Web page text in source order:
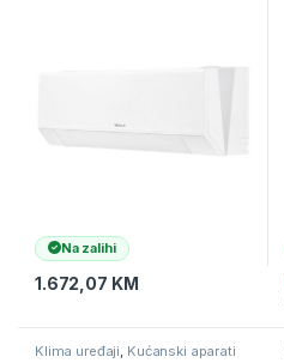
Na zalihi
1.672,07 KM
Klima uređaji, Kućanski aparati